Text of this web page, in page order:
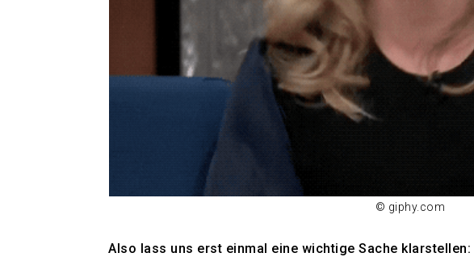
© giphy.com
Also lass uns erst einmal eine wichtige Sache klarstellen: